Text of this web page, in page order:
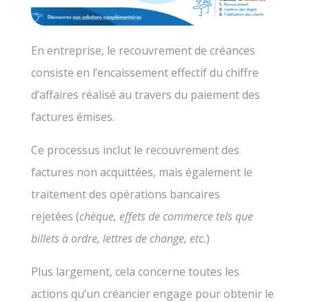
En entreprise, le recouvrement de créances
consiste en l’encaissement effectif du chiffre
d’affaires réalisé au travers du paiement des
factures émises.
Ce processus inclut le recouvrement des
factures non acquittées, mais également le
traitement des opérations bancaires
rejetées (chèque, effets de commerce tels que
billets à ordre, lettres de change, etc.)
Plus largement, cela concerne toutes les
actions qu’un créancier engage pour obtenir le